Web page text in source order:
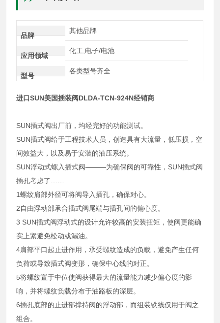
品牌
其他品牌
应用领域
化工,电子/电池
型号
各类型号齐全
进口SUN美国插装阀DLDA-TCN-924N经销商
SUN插式阀出厂前，均经完好的功能测试。
SUN插式阀给于工程技术人员，创造具有大流量，低压损，空
间效益大，以及易于安装的油压系统。
SUN浮动式螺入插式阀———为确保阀的可靠性，SUN插式阀
插孔考虑了……
1螺纹肩部外径可将阀导入插孔，确保对心。
2自由浮动部承合插式阀尾端与插孔间的偏心度。
3 SUN插式阀浮动式的设计允许较高的安装扭矩，使阀更能确
实上紧避免松动或漏油。
4肩部平口起止进作用，承受螺纹造成的负载，避免产生任何
负荷或导致插式阀变形，确保中心线的对正。
5将螺纹置于中位使阀获得最大的流量能力减少偏心度的影
响，并将螺纹负载分布于油路板的深层。
6插孔底部的止进部撑持阀的浮动部，而组装铁线仅用于阀之
组合。